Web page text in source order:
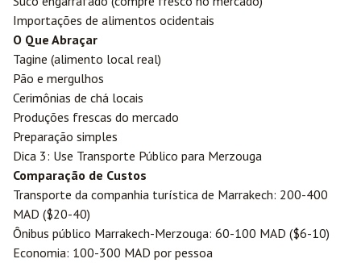
Importações de alimentos ocidentais
O Que Abraçar
Tagine (alimento local real)
Pão e mergulhos
Cerimônias de chá locais
Produções frescas do mercado
Preparação simples
Dica 3: Use Transporte Público para Merzouga
Comparação de Custos
Transporte da companhia turística de Marrakech: 200-400
MAD ($20-40)
Ônibus público Marrakech-Merzouga: 60-100 MAD ($6-10)
Economia: 100-300 MAD por pessoa